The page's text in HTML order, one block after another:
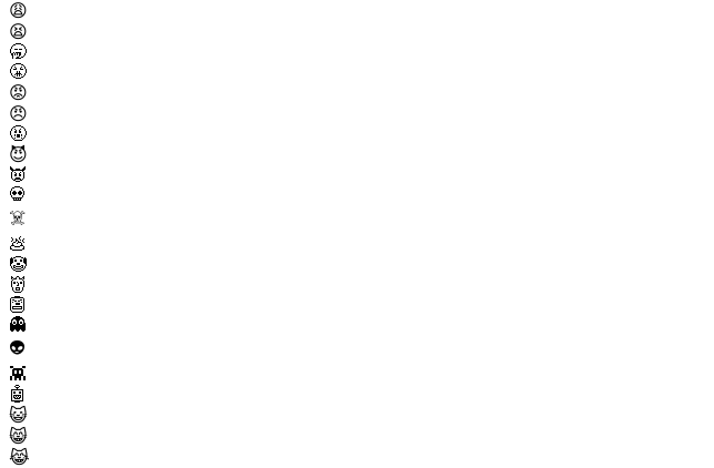
😩
😫
🥱
😤
😡
😠
🤬
😈
👿
💀
☠️
💩
🤡
👹
👺
👻
👽
👾
🤖
😺
😸
😹